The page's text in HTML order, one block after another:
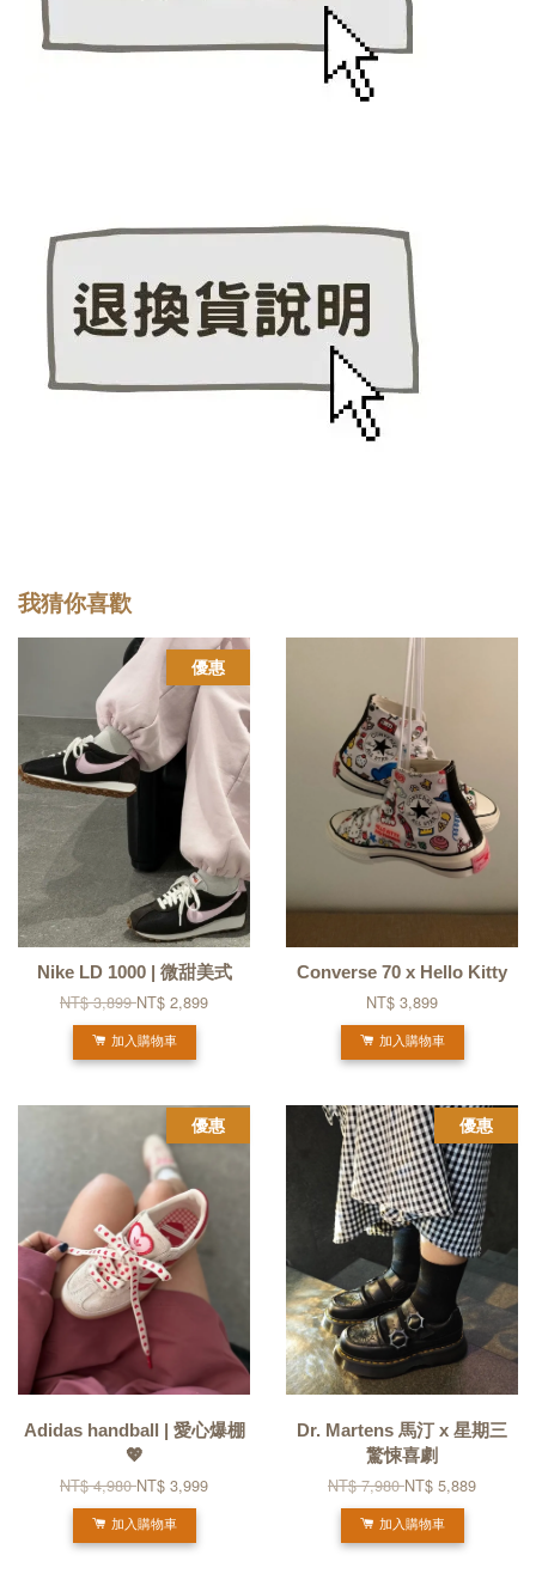
我猜你喜歡
優惠
Nike LD 1000 | 微甜美式
NT$ 3,899NT$ 2,899
加入購物車
Converse 70 x Hello Kitty
NT$ 3,899
加入購物車
優惠
Adidas handball | 愛心爆棚
💖
NT$ 4,980NT$ 3,999
加入購物車
優惠
Dr. Martens 馬汀 x 星期三
驚悚喜劇
NT$ 7,980NT$ 5,889
加入購物車